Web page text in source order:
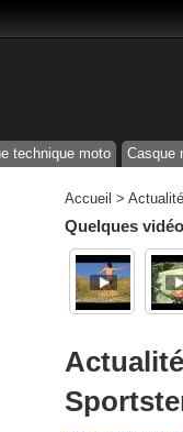
technique moto Casque
Accueil >
Quelques